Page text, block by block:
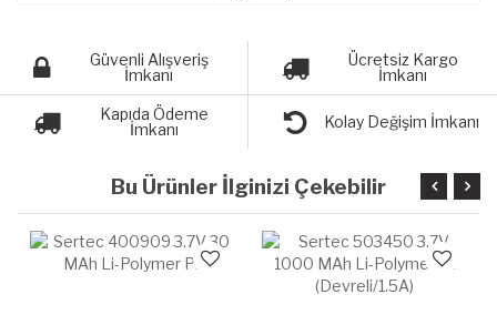
Güvenli Alışveriş
İmkanı
Ücretsiz Kargo
İmkanı
Kapıda Ödeme
İmkanı
Kolay Değişim İmkanı
Bu Ürünler İlginizi Çekebilir